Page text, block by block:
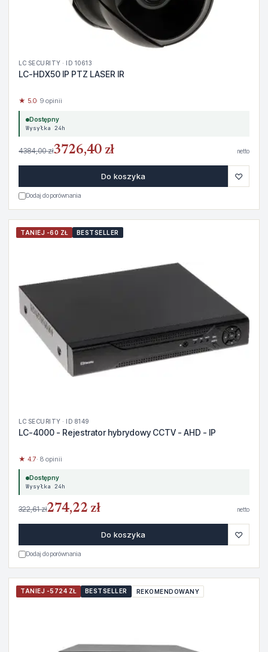
LC SECURITY · ID 10613
LC-HDX50 IP PTZ LASER IR
★ 5.0· 9 opinii
Dostępny
Wysyłka 24h
4384,00 zł3726,40 zł netto
Do koszyka ♡
Dodaj do porównania
TANIEJ -60 ZŁ BESTSELLER
LC SECURITY · ID 8149
LC-4000 - Rejestrator hybrydowy CCTV - AHD - IP
★ 4.7· 8 opinii
Dostępny
Wysyłka 24h
322,61 zł274,22 zł netto
Do koszyka ♡
Dodaj do porównania
TANIEJ -5724 ZŁ BESTSELLER REKOMENDOWANY